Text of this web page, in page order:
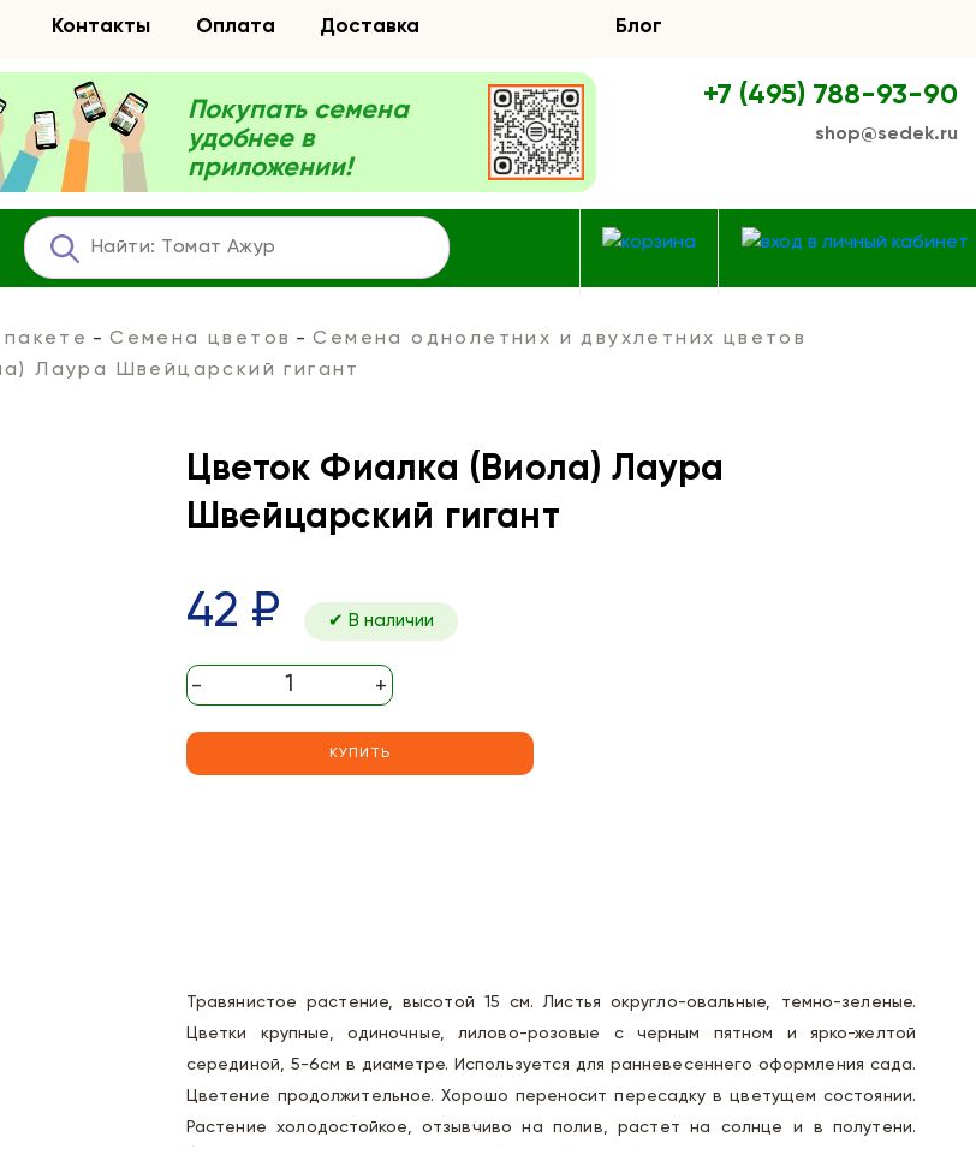
Контакты Оплата Доставка Блог
Покупать семена
удобнее в
приложении!
+7 (495) 788-93-90
shop@sedek.ru
Семена цветов
Семена однолетних и двухлетних цветов
Лаура Швейцарский гигант
Цветок Фиалка (Виола) Лаура
Швейцарский гигант
42 ₽ ✔ В наличии
- +
КУПИТЬ
Травянистое растение, высотой 15 см. Листья округло-овальные, темно-зеленые.
Цветки крупные, одиночные, лилово-розовые с черным пятном и ярко-желтой
серединой, 5-6см в диаметре. Используется для ранневесеннего оформления сада.
Цветение продолжительное. Хорошо переносит пересадку в цветущем состоянии.
Растение холодостойкое, отзывчиво на полив, растет на солнце и в полутени.